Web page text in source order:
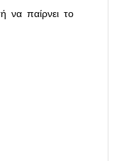
να παίρνει το